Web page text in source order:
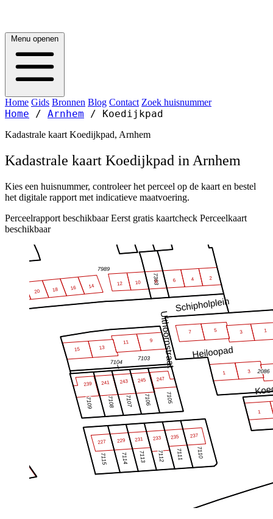
Menu openen
Home Gids Bronnen Blog Contact Zoek huisnummer
Home / Arnhem / Koedijkpad
Kadastrale kaart Koedijkpad, Arnhem
Kadastrale kaart Koedijkpad in Arnhem
Kies een huisnummer, controleer het perceel op de kaart en bestel
het digitale rapport met indicatieve maatvoering.
Perceelrapport beschikbaar Eerst gratis kaartcheck Perceelkaart
beschikbaar